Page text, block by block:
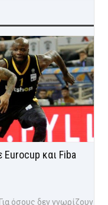
Eurocup και Fiba
όσους δεν γνωρίζουν